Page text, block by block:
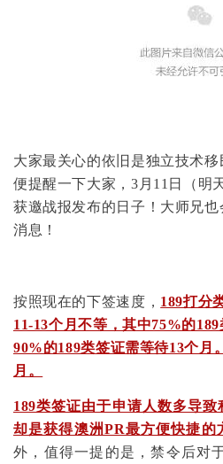
大家最关心的依旧是独立技术
便提醒一下大家，3月11日（明
获邀战报发布的日子！大师兄
消息！
按照现在的下签速度， 189打分
11-13个月不等，其中75%的
90%的189类签证需等待13个月
月。
189类签证由于申请人数多导
却是获得澳洲PR最方便快捷的
外，值得一提的是，禁令后对